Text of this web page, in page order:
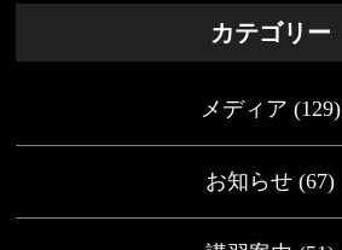
カテゴリー
メディア (129)
お知らせ (67)